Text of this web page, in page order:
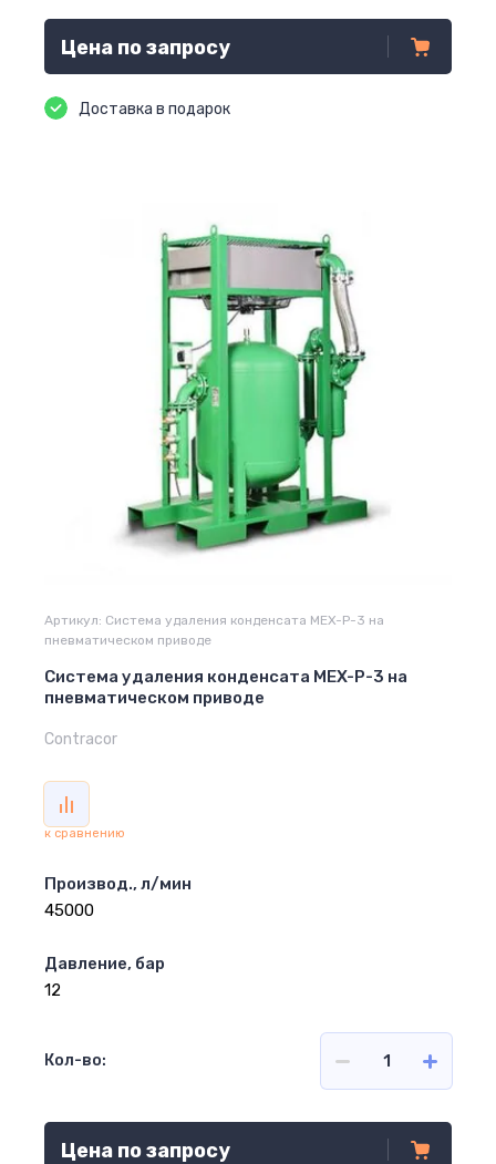
Цена по запросу
Доставка в подарок
Артикул: Система удаления конденсата MEX-P-3 на
пневматическом приводе
Система удаления конденсата MEX-P-3 на
пневматическом приводе
Contracor
к сравнению
Производ., л/мин
45000
Давление, бар
12
Кол-во:
Цена по запросу